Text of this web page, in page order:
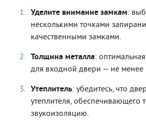
Уделите внимание замкам:
несколькими точками
качественными замками.
Толщина металла:
для входной двери — не менее
Утеплитель: убедитесь, что
утеплителя, обеспечивающего
звукоизоляцию.